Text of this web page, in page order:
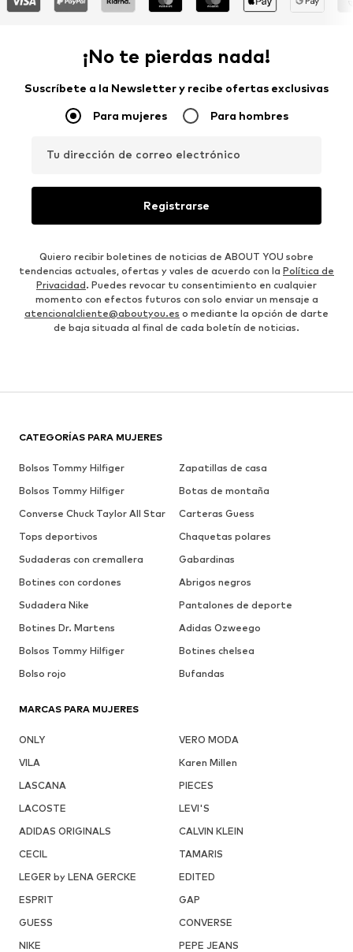
¡No te pierdas nada!
Suscríbete a la Newsletter y recibe ofertas exclusivas
Para mujeres Para hombres
Tu dirección de correo electrónico
Registrarse
Quiero recibir boletines de noticias de ABOUT YOU sobre
tendencias actuales, ofertas y vales de acuerdo con la Política de
Privacidad. Puedes revocar tu consentimiento en cualquier
momento con efectos futuros con solo enviar un mensaje a
atencionalcliente@aboutyou.es o mediante la opción de darte
de baja situada al final de cada boletín de noticias.
CATEGORÍAS PARA MUJERES
Bolsos Tommy Hilfiger
Zapatillas de casa
Bolsos Tommy Hilfiger
Botas de montaña
Converse Chuck Taylor All Star
Carteras Guess
Tops deportivos
Chaquetas polares
Sudaderas con cremallera
Gabardinas
Botines con cordones
Abrigos negros
Sudadera Nike
Pantalones de deporte
Botines Dr. Martens
Adidas Ozweego
Bolsos Tommy Hilfiger
Botines chelsea
Bolso rojo
Bufandas
MARCAS PARA MUJERES
ONLY
VERO MODA
VILA
Karen Millen
LASCANA
PIECES
LACOSTE
LEVI'S
ADIDAS ORIGINALS
CALVIN KLEIN
CECIL
TAMARIS
LEGER by LENA GERCKE
EDITED
ESPRIT
GAP
GUESS
CONVERSE
NIKE
PEPE JEANS